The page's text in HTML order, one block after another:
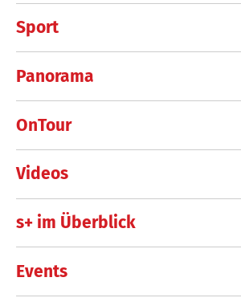
Sport
Panorama
OnTour
Videos
s+ im Überblick
Events